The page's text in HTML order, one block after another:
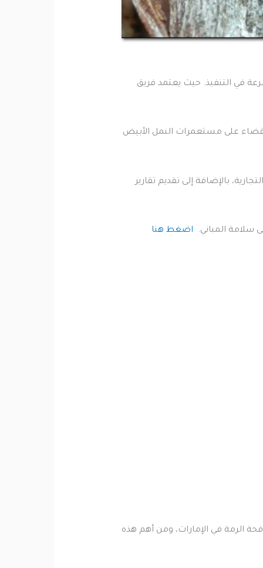
في التنفيذ. حيث يعتمد فريق
على مستعمرات النمل الأبيض
بالإضافة إلى تقديم تقارير
المباني. اضغط هنا
الرمة في الإمارات، ومن أهم هذه